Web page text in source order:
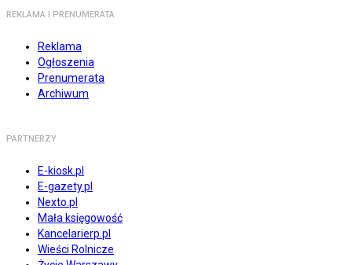
REKLAMA I PRENUMERATA
Reklama
Ogłoszenia
Prenumerata
Archiwum
PARTNERZY
E-kiosk.pl
E-gazety.pl
Nexto.pl
Mała księgowość
Kancelarierp.pl
Wieści Rolnicze